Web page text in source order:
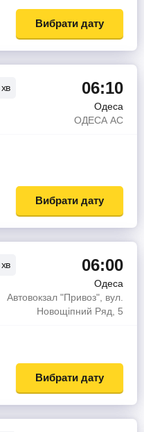
Вибрати дату
хв 06:10
Одеса
ОДЕСА АС
Вибрати дату
хв 06:00
Одеса
Автовокзал "Привоз", вул.
Новощіпний Ряд, 5
Вибрати дату